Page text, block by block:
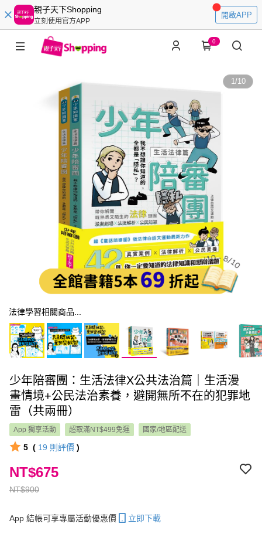
親子天下Shopping
立刻使用官方APP
開啟APP
0
1/10
法律學習相關商品...
少年陪審團：生活法律X公共法治篇｜生活漫
畫情境+公民法治素養，避開無所不在的犯罪地
雷（共兩冊）
App 獨享活動 超取滿NT$499免運 國家/地區配送
5 ( 19 則評價 )
NT$900
NT$675
App 結帳可享專屬活動優惠價 立即下載